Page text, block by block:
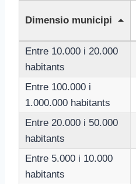
Dimensio municipi
Entre 10.000 i 20.000
habitants
Entre 100.000 i
1.000.000 habitants
Entre 20.000 i 50.000
habitants
Entre 5.000 i 10.000
habitants